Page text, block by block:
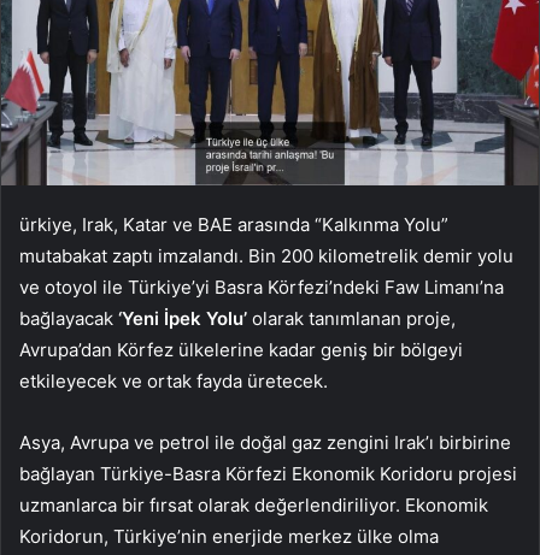
ürkiye, Irak, Katar ve BAE arasında “Kalkınma Yolu”
mutabakat zaptı imzalandı. Bin 200 kilometrelik demir yolu
ve otoyol ile Türkiye’yi Basra Körfezi’ndeki Faw Limanı’na
bağlayacak ‘Yeni İpek Yolu’ olarak tanımlanan proje,
Avrupa’dan Körfez ülkelerine kadar geniş bir bölgeyi
etkileyecek ve ortak fayda üretecek.
Asya, Avrupa ve petrol ile doğal gaz zengini Irak’ı birbirine
bağlayan Türkiye-Basra Körfezi Ekonomik Koridoru projesi
uzmanlarca bir fırsat olarak değerlendiriliyor. Ekonomik
Koridorun, Türkiye’nin enerjide merkez ülke olma